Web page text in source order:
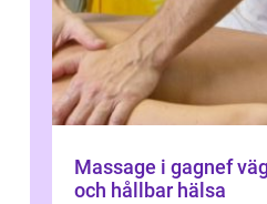
Massage i gagnef väg till återhämtning
och hållbar hälsa